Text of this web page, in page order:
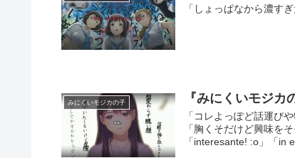
「しょっぱなから濃す
みにくいモジカの子 『みにくいモジカ
「コレよっぽど話運び
「胸くそだけど興味を
「interesante! :o」「in